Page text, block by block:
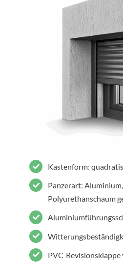
Kastenform:
Panzerart:
Polyurethanschaum
PVC-Revisionsklappe